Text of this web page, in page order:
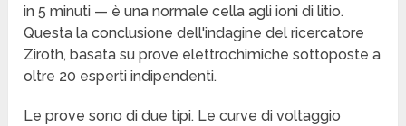
in 5 minuti — è una normale cella agli ioni di litio.
Questa la conclusione dell'indagine del ricercatore
Ziroth, basata su prove elettrochimiche sottoposte a
oltre 20 esperti indipendenti.
Le prove sono di due tipi. Le curve di voltaggio